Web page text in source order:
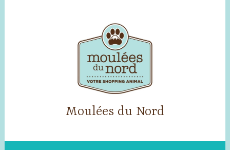
Moulées du Nord